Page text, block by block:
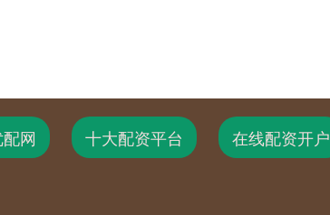
网 十大配资平台 在线配资开户